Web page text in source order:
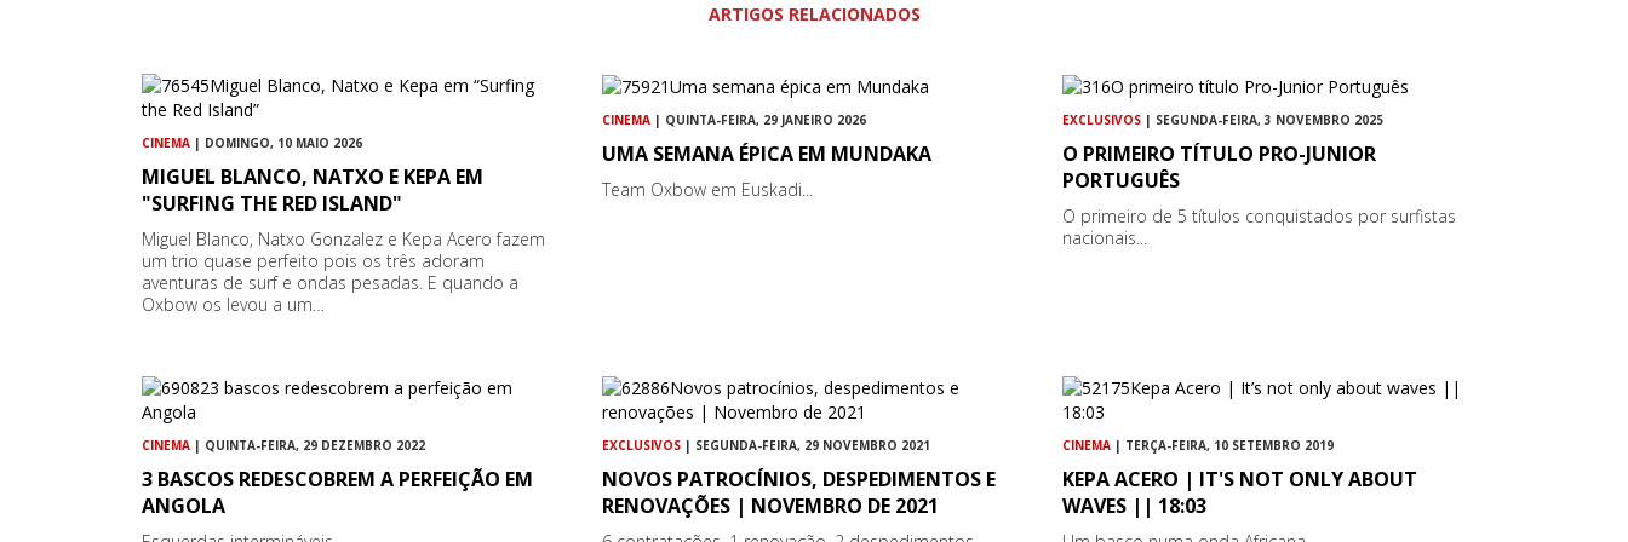
ARTIGOS RELACIONADOS
CINEMA | DOMINGO, 10 MAIO 2026
MIGUEL BLANCO, NATXO E KEPA EM
"SURFING THE RED ISLAND"
Miguel Blanco, Natxo Gonzalez e Kepa Acero fazem
um trio quase perfeito pois os três adoram
aventuras de surf e ondas pesadas. E quando a
Oxbow os levou a um…
CINEMA | QUINTA-FEIRA, 29 JANEIRO 2026
UMA SEMANA ÉPICA EM MUNDAKA
Team Oxbow em Euskadi...
EXCLUSIVOS | SEGUNDA-FEIRA, 3 NOVEMBRO 2025
O PRIMEIRO TÍTULO PRO-JUNIOR
PORTUGUÊS
O primeiro de 5 títulos conquistados por surfistas
nacionais...
CINEMA | QUINTA-FEIRA, 29 DEZEMBRO 2022
3 BASCOS REDESCOBREM A PERFEIÇÃO EM
ANGOLA
EXCLUSIVOS | SEGUNDA-FEIRA, 29 NOVEMBRO 2021
NOVOS PATROCÍNIOS, DESPEDIMENTOS E
RENOVAÇÕES | NOVEMBRO DE 2021
CINEMA | TERÇA-FEIRA, 10 SETEMBRO 2019
KEPA ACERO | IT'S NOT ONLY ABOUT
WAVES || 18:03